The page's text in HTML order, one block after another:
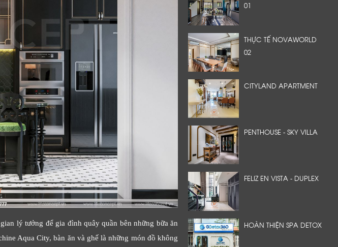
lý tưởng để gia đình quây quần bên những bữa ăn
Aqua City, bàn ăn và ghế là những món đồ không
01
THỰC TẾ NOVAWORLD
02
CITYLAND APARTMENT
PENTHOUSE - SKY VILLA
FELIZ EN VISTA - DUPLEX
HOÀN THIỆN SPA DETOX